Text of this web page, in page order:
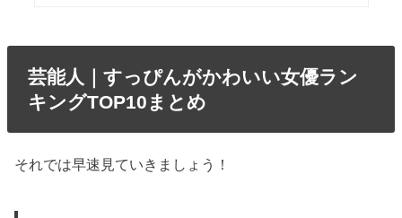
芸能人｜すっぴんがかわいい女優ラン
キングTOP10まとめ
それでは早速見ていきましょう！